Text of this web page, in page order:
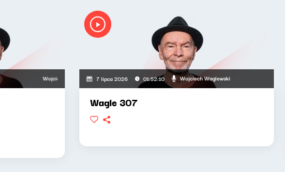
Wojciech Waglewski, Bartosz "Fisz" Waglewski
7 lipca 2026 01:52:10 Wojciech Waglewski
Wagle 307